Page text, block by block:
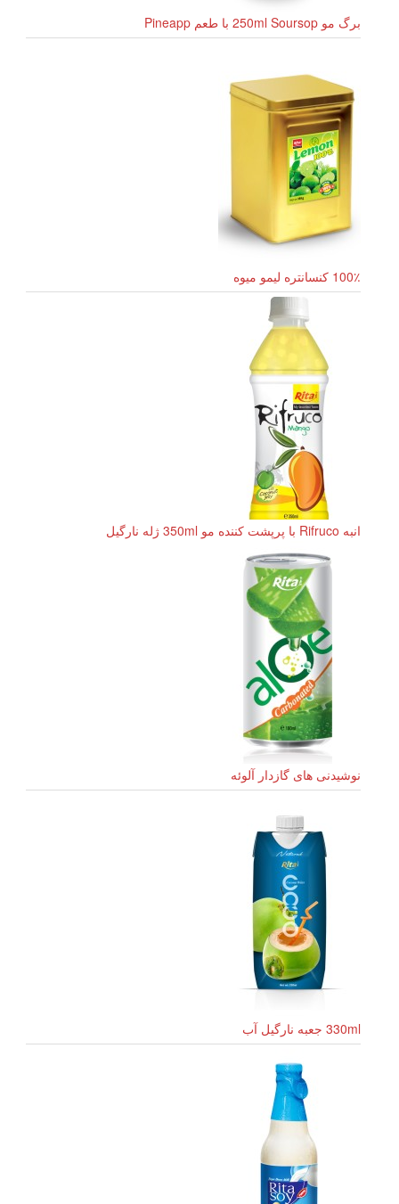
برگ مو 250ml Soursop با طعم Pineapp
100٪ کنسانتره لیمو میوه
انبه Rifruco با پرپشت کننده مو 350ml ژله نارگیل
نوشیدنی های گازدار آلوئه
330ml جعبه نارگیل آب